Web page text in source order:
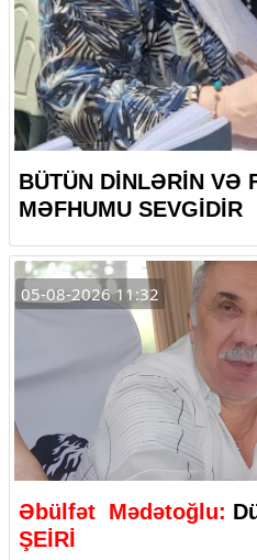
BÜTÜN DİNLƏRİN VƏ
MƏFHUMU SEVGİDİR
05-08-2026 11:32
Əbülfət Mədətoğlu:
ŞEİRİ